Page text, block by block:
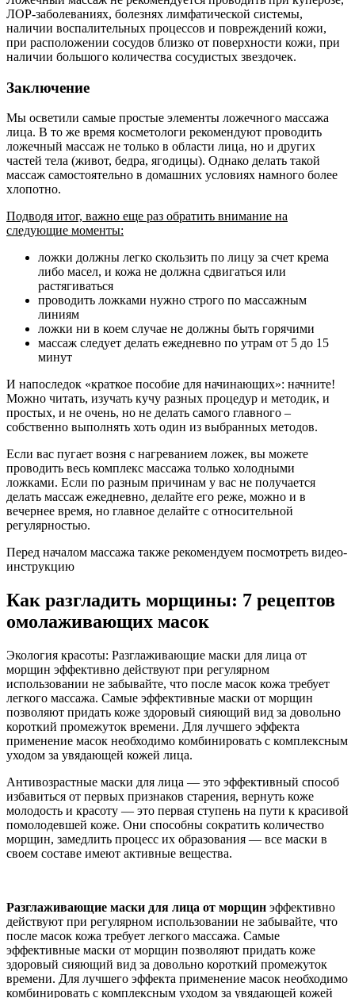
ЛОР-заболеваниях, болезнях лимфатической системы,
наличии воспалительных процессов и повреждений кожи,
при расположении сосудов близко от поверхности кожи, при
наличии большого количества сосудистых звездочек.
Заключение
Мы осветили самые простые элементы ложечного массажа
лица. В то же время косметологи рекомендуют проводить
ложечный массаж не только в области лица, но и других
частей тела (живот, бедра, ягодицы). Однако делать такой
массаж самостоятельно в домашних условиях намного более
хлопотно.
Подводя итог, важно еще раз обратить внимание на
следующие моменты:
ложки должны легко скользить по лицу за счет крема
либо масел, и кожа не должна сдвигаться или
растягиваться
проводить ложками нужно строго по массажным
линиям
ложки ни в коем случае не должны быть горячими
массаж следует делать ежедневно по утрам от 5 до 15
минут
И напоследок «краткое пособие для начинающих»: начните!
Можно читать, изучать кучу разных процедур и методик, и
простых, и не очень, но не делать самого главного –
собственно выполнять хоть один из выбранных методов.
Если вас пугает возня с нагреванием ложек, вы можете
проводить весь комплекс массажа только холодными
ложками. Если по разным причинам у вас не получается
делать массаж ежедневно, делайте его реже, можно и в
вечернее время, но главное делайте с относительной
регулярностью.
Перед началом массажа также рекомендуем посмотреть видео-
инструкцию
Как разгладить морщины: 7 рецептов
омолаживающих масок
Экология красоты: Разглаживающие маски для лица от
морщин эффективно действуют при регулярном
использовании не забывайте, что после масок кожа требует
легкого массажа. Самые эффективные маски от морщин
позволяют придать коже здоровый сияющий вид за довольно
короткий промежуток времени. Для лучшего эффекта
применение масок необходимо комбинировать с комплексным
уходом за увядающей кожей лица.
Антивозрастные маски для лица — это эффективный способ
избавиться от первых признаков старения, вернуть коже
молодость и красоту — это первая ступень на пути к красивой
помолодевшей коже. Они способны сократить количество
морщин, замедлить процесс их образования — все маски в
своем составе имеют активные вещества.
Разглаживающие маски для лица от морщин эффективно
действуют при регулярном использовании не забывайте, что
после масок кожа требует легкого массажа. Самые
эффективные маски от морщин позволяют придать коже
здоровый сияющий вид за довольно короткий промежуток
времени. Для лучшего эффекта применение масок необходимо
комбинировать с комплексным уходом за увядающей кожей